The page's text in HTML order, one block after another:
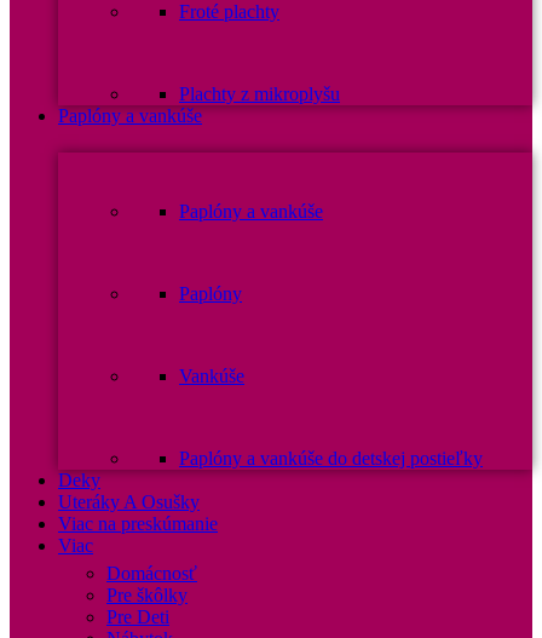
Froté plachty
Plachty z mikroplyšu
Paplóny a vankúše
Paplóny a vankúše
Paplóny
Vankúše
Paplóny a vankúše do detskej postieľky
Deky
Uteráky A Osušky
Viac na preskúmanie
Viac
Domácnosť
Pre škôlky
Pre Deti